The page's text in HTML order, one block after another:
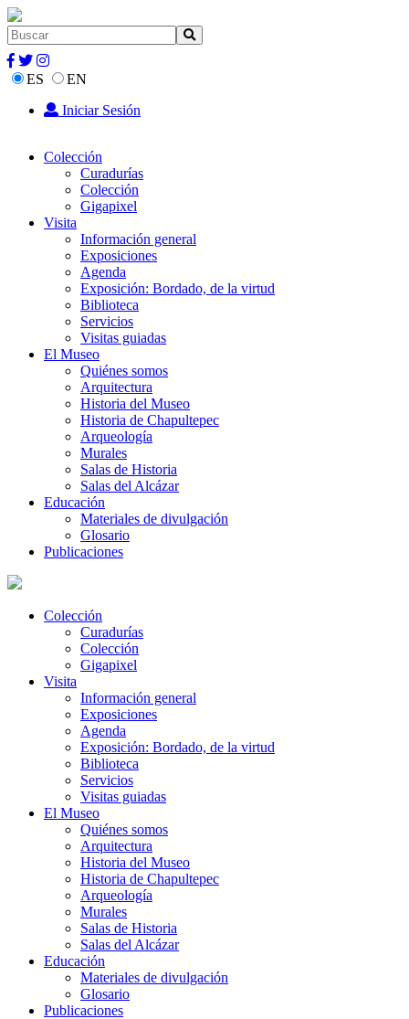
ES
EN
Iniciar Sesión
Colección
Curadurías
Colección
Gigapixel
Visita
Información general
Exposiciones
Agenda
Exposición: Bordado, de la virtud
Biblioteca
Servicios
Visitas guiadas
El Museo
Quiénes somos
Arquitectura
Historia del Museo
Historia de Chapultepec
Arqueología
Murales
Salas de Historia
Salas del Alcázar
Educación
Materiales de divulgación
Glosario
Publicaciones
Colección
Curadurías
Colección
Gigapixel
Visita
Información general
Exposiciones
Agenda
Exposición: Bordado, de la virtud
Biblioteca
Servicios
Visitas guiadas
El Museo
Quiénes somos
Arquitectura
Historia del Museo
Historia de Chapultepec
Arqueología
Murales
Salas de Historia
Salas del Alcázar
Educación
Materiales de divulgación
Glosario
Publicaciones